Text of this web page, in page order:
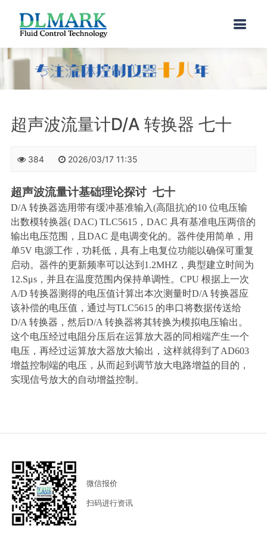
超声波流量计D/A 转换器 七十
384 2026/03/17 11:35
超声波流量计基础理论探讨 七十
D/A 转换器选用带有缓冲基准输入(高阻抗)的10 位电压输
出数模转换器( DAC) TLC5615， DAC 具有基准电压两倍的
输出电压范围，且 DAC 是电调变化的。器件使用简单，用
单5V 电源工作，功耗低，具有上电复位功能以确保可重复
启动。器件的更新频率可以达到 1.2MHZ ，典型建立时间为
12.Sμs，并且在温度范围内保持单调性。 CPU 根据上一次
A/D 转换器测得的电压值计算出本次测量时D/A 转换器应
该补偿的电压值，通过与TLC5615 的串口将数据传送给
D/A 转换器，然后D/A 转换器将其转换为模拟电压输出。
这个电压经过电阻分压后在运算放大器的同相端产生一个
电压，再经过运算放大器放大输出，这样就得到了AD603
增益控制端的电压，从而起到调节放大电路增益的目的，
实现信号放大的自动增益控制。
微信报价
扫码进行资讯